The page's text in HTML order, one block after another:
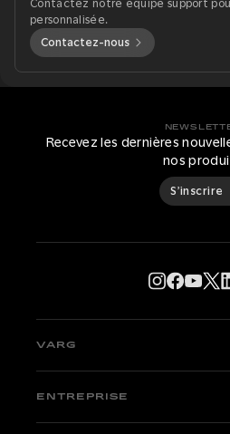
Contactez notre équipe support
personnalisée.
Contactez-nous
Recevez les dernières
nos
S’inscrire
VARG
VARG EX
ENTREPRISE